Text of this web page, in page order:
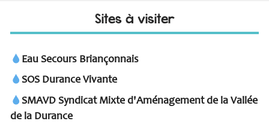
Sites à visiter
Eau Secours Briançonnais
SOS Durance Vivante
SMAVD Syndicat Mixte d'Aménagement de la Vallée
de la Durance